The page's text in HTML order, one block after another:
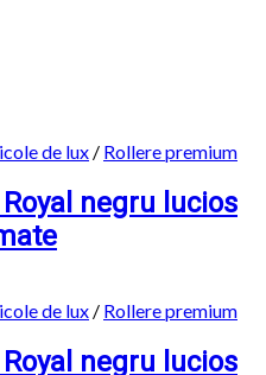
de lux / Rollere premium
negru lucios
de lux / Rollere premium
negru lucios